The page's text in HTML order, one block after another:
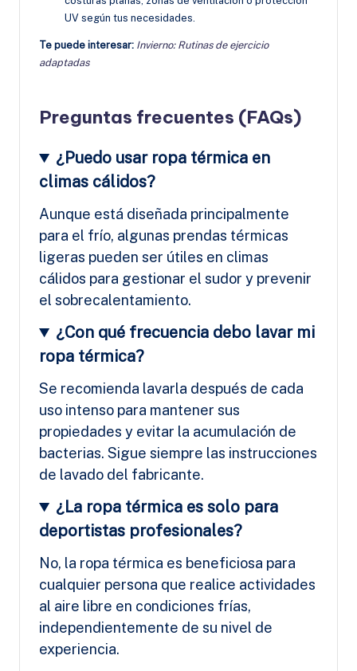
UV según tus necesidades.
Te puede interesar: Invierno: Rutinas de ejercicio
adaptadas
Preguntas frecuentes (FAQs)
¿Puedo usar ropa térmica en
climas cálidos?
Aunque está diseñada principalmente
para el frío, algunas prendas térmicas
ligeras pueden ser útiles en climas
cálidos para gestionar el sudor y prevenir
el sobrecalentamiento.
¿Con qué frecuencia debo lavar mi
ropa térmica?
Se recomienda lavarla después de cada
uso intenso para mantener sus
propiedades y evitar la acumulación de
bacterias. Sigue siempre las instrucciones
de lavado del fabricante.
¿La ropa térmica es solo para
deportistas profesionales?
No, la ropa térmica es beneficiosa para
cualquier persona que realice actividades
al aire libre en condiciones frías,
independientemente de su nivel de
experiencia.